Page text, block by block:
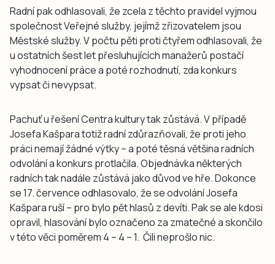
Radní pak odhlasovali, že zcela z těchto pravidel vyjmou
společnost Veřejné služby, jejímž zřizovatelem jsou
Městské služby. V počtu pěti proti čtyřem odhlasovali, že
u ostatních šest let přesluhujících manažerů postačí
vyhodnocení práce a poté rozhodnutí, zda konkurs
vypsat či nevypsat.
Pachuť u řešení Centra kultury tak zůstává. V případě
Josefa Kašpara totiž radní zdůrazňovali, že proti jeho
práci nemají žádné výtky – a poté těsná většina radních
odvolání a konkurs protlačila. Objednávka některých
radních tak nadále zůstává jako důvod ve hře. Dokonce
se 17. července odhlasovalo, že se odvolání Josefa
Kašpara ruší – pro bylo pět hlasů z devíti. Pak se ale kdosi
opravil, hlasování bylo označeno za zmatečné a skončilo
v této věci poměrem 4 – 4 – 1. Čili neprošlo nic.